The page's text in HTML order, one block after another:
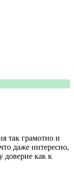
так грамотно и
даже интересно,
доверие как к